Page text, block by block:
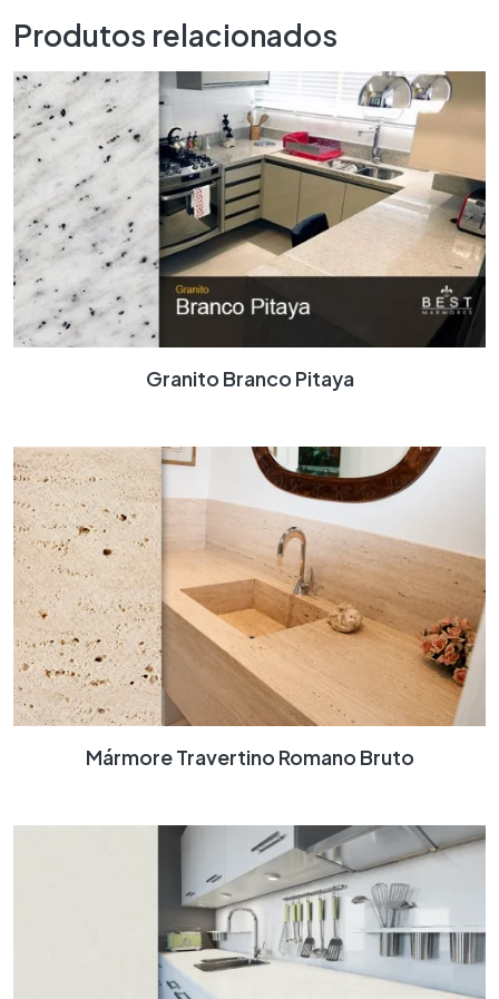
Produtos relacionados
Granito Branco Pitaya
Mármore Travertino Romano Bruto